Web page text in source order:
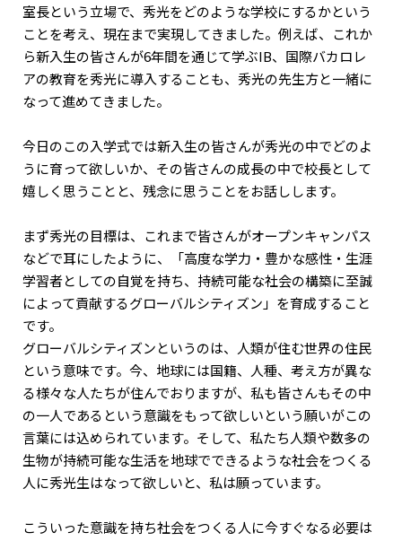
室長という立場で、秀光をどのような学校にするかという
ことを考え、現在まで実現してきました。例えば、これか
ら新入生の皆さんが6年間を通じて学ぶIB、国際バカロレ
アの教育を秀光に導入することも、秀光の先生方と一緒に
なって進めてきました。
今日のこの入学式では新入生の皆さんが秀光の中でどのよ
うに育って欲しいか、その皆さんの成長の中で校長として
嬉しく思うことと、残念に思うことをお話しします。
まず秀光の目標は、これまで皆さんがオープンキャンパス
などで耳にしたように、「高度な学力・豊かな感性・生涯
学習者としての自覚を持ち、持続可能な社会の構築に至誠
によって貢献するグローバルシティズン」を育成すること
です。
グローバルシティズンというのは、人類が住む世界の住民
という意味です。今、地球には国籍、人種、考え方が異な
る様々な人たちが住んでおりますが、私も皆さんもその中
の一人であるという意識をもって欲しいという願いがこの
言葉には込められています。そして、私たち人類や数多の
生物が持続可能な生活を地球でできるような社会をつくる
人に秀光生はなって欲しいと、私は願っています。
こういった意識を持ち社会をつくる人に今すぐなる必要は